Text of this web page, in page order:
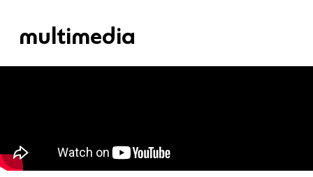
multimedia